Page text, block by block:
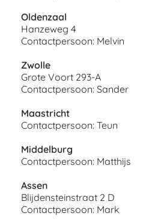
Oldenzaal
Hanzeweg 4
Contactpersoon: Melvin
Zwolle
Grote Voort 293-A
Contactpersoon: Sander
Maastricht
Contactpersoon: Teun
Middelburg
Contactpersoon: Matthijs
Assen
Blijdensteinstraat 2 D
Contactpersoon: Mark